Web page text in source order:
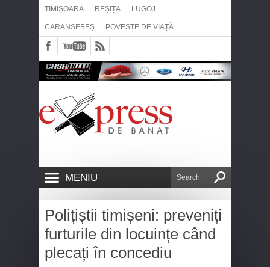
TIMIȘOARA REȘIȚA LUGOJ
CARANSEBEȘ POVESTE DE VIAȚĂ
MENIU
Polițiștii timișeni: preveniți
furturile din locuințe când
plecați în concediu